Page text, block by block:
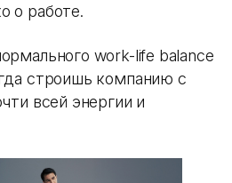
о работе.
work-life balance
строишь компанию с
всей энергии и